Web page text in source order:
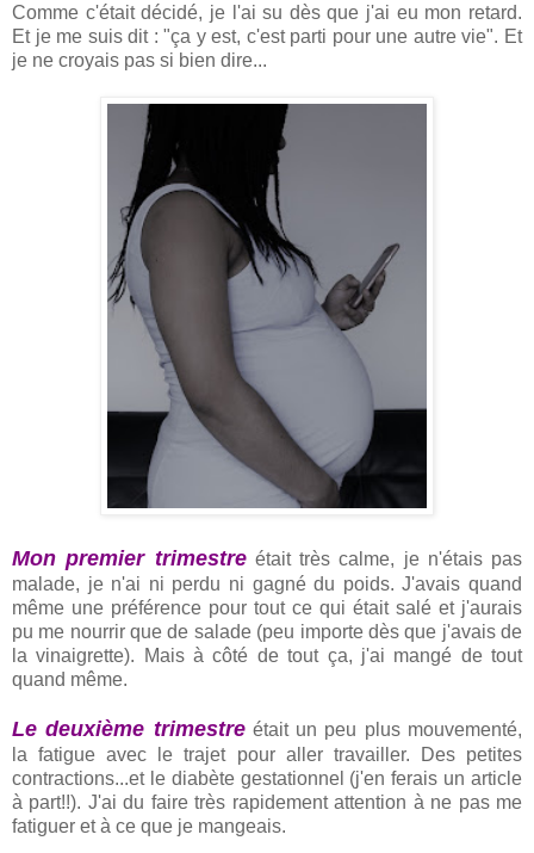
Comme c'était décidé, je l'ai su dès que j'ai eu mon retard.
Et je me suis dit : "ça y est, c'est parti pour une autre vie". Et
je ne croyais pas si bien dire...
Mon premier trimestreétait très calme, je n'étais pas
malade, je n'ai ni perdu ni gagné du poids. J'avais quand
même une préférence pour tout ce qui était salé et j'aurais
pu me nourrir que de salade (peu importe dès que j'avais de
la vinaigrette). Mais à côté de tout ça, j'ai mangé de tout
quand même.
Le deuxième trimestreétait un peu plus mouvementé,
la fatigue avec le trajet pour aller travailler. Des petites
contractions...et le diabète gestationnel (j'en ferais un article
à part!!). J'ai du faire très rapidement attention à ne pas me
fatiguer et à ce que je mangeais.